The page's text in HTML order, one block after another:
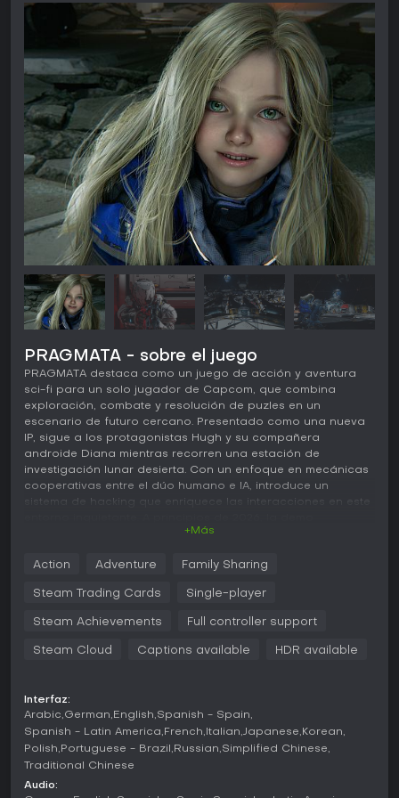
PRAGMATA - sobre el juego
PRAGMATA destaca como un juego de acción y aventura
sci-fi para un solo jugador de Capcom, que combina
exploración, combate y resolución de puzles en un
escenario de futuro cercano. Presentado como una nueva
IP, sigue a los protagonistas Hugh y su compañera
androide Diana mientras recorren una estación de
investigación lunar desierta. Con un enfoque en mecánicas
cooperativas entre el dúo humano e IA, introduce un
sistema de hacking que enriquece las interacciones en este
PRAGMATA Sketchbook permite probar la experiencia
trabajo en equipo entre Hugh y Diana para avanzar por la
acciones directas como el combate y el desplazamiento,
Sketchbook, exige estrategia, combinando reflejos rápidos
con habilidades de resolución de problemas. La
exploración es fundamental, ya que los fríos pasillos
abandonados de la estación ocultan secretos que
requieren navegación precisa e interacciones cuidadosas.
El hacking brilla como mecánica principal, permitiendo a
+Más
Action Adventure Family Sharing
Steam Trading Cards Single-player
Steam Achievements Full controller support
Steam Cloud Captions available HDR available
Interfaz:
Arabic German English Spanish - Spain
Spanish - Latin America French Italian Japanese Korean
Polish Portuguese - Brazil Russian Simplified Chinese
Traditional Chinese
Audio: